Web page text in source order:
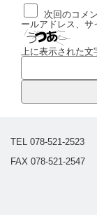
次回のコメ
ールアドレス、サ
上に表示された文
TEL 078-521-2523
FAX 078-521-2547